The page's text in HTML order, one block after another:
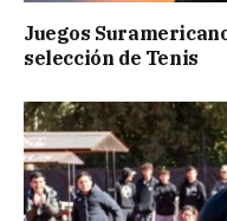
Juegos
selección de Tenis